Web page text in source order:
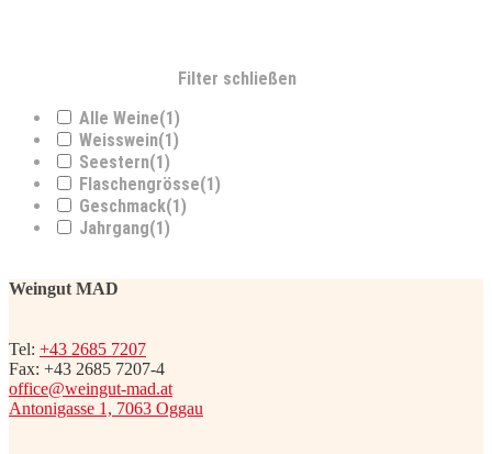
Filter schließen
Alle Weine(1)
Weisswein(1)
Seestern(1)
Flaschengrösse(1)
Geschmack(1)
Jahrgang(1)
Weingut MAD
Tel: +43 2685 7207
Fax: +43 2685 7207-4
office@weingut-mad.at
Antonigasse 1, 7063 Oggau